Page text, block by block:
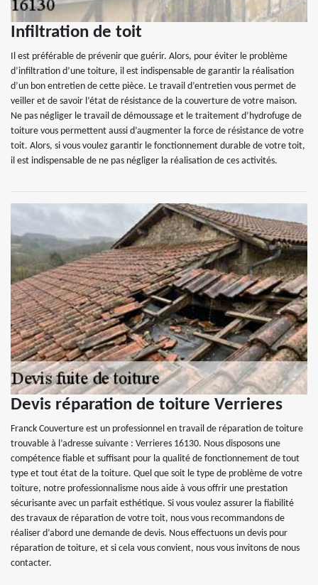
Infiltration de toit
Il est préférable de prévenir que guérir. Alors, pour éviter le problème
d’infiltration d’une toiture, il est indispensable de garantir la réalisation
d’un bon entretien de cette pièce. Le travail d’entretien vous permet de
veiller et de savoir l’état de résistance de la couverture de votre maison.
Ne pas négliger le travail de démoussage et le traitement d’hydrofuge de
toiture vous permettent aussi d’augmenter la force de résistance de votre
toit. Alors, si vous voulez garantir le fonctionnement durable de votre toit,
il est indispensable de ne pas négliger la réalisation de ces activités.
Devis réparation de toiture Verrieres
Franck Couverture est un professionnel en travail de réparation de toiture
trouvable à l’adresse suivante : Verrieres 16130. Nous disposons une
compétence fiable et suffisant pour la qualité de fonctionnement de tout
type et tout état de la toiture. Quel que soit le type de problème de votre
toiture, notre professionnalisme nous aide à vous offrir une prestation
sécurisante avec un parfait esthétique. Si vous voulez assurer la fiabilité
des travaux de réparation de votre toit, nous vous recommandons de
réaliser d’abord une demande de devis. Nous effectuons un devis pour
réparation de toiture, et si cela vous convient, nous vous invitons de nous
contacter.